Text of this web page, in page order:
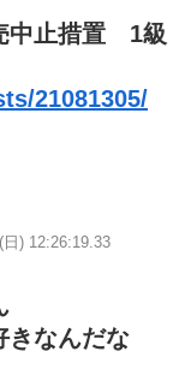
中止措置 1級
21081305/
) 12:26:19.33
きなんだな